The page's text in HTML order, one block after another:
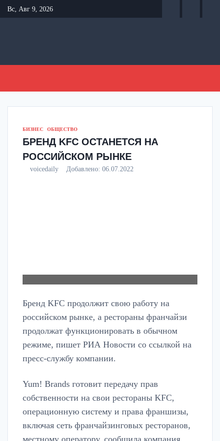
Перейти
к
Вс, Авг 9, 2026
БИЗНЕС ОБЩЕСТВО
БРЕНД KFC ОСТАНЕТСЯ НА
РОССИЙСКОМ РЫНКЕ
voicedaily Добавлено: 06.07.2022
Бренд KFC продолжит свою работу на
российском рынке, а рестораны франчайзи
продолжат функционировать в обычном
режиме, пишет РИА Новости со ссылкой на
пресс-службу компании.
Yum! Brands готовит передачу прав
собственности на свои рестораны KFC,
операционную систему и права франшизы,
включая сеть франчайзинговых ресторанов,
местному оператору, сообщила компания